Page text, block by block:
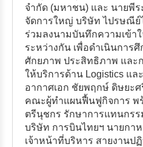
จำกัด (มหาชน) และ นายพี
จัดการใหญ่ บริษัท ไปรษณี
ร่วมลงนามบันทึกความเข้า
ระหว่างกัน เพื่อดำเนินการ
ศักยภาพ ประสิทธิภาพ และ
ให้บริการด้าน Logistics แล
อากาศเอก ชัยพฤกษ์ ดิษยะ
คณะผู้ทำแผนฟื้นฟูกิจการ พ
ตรีนุชกร รักษาการแทนกร
บริษัท การบินไทยฯ นายกา
เจ้าหน้าที่บริหาร สายงานป